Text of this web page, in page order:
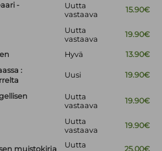
-
Uutta
vastaava
15.90€
Uutta
vastaava
19.90€
Hyvä
13.90€
:
Uusi 19.90€
Uutta
vastaava
19.90€
Uutta
vastaava
19.90€
muistokirja
Uutta
25.00€